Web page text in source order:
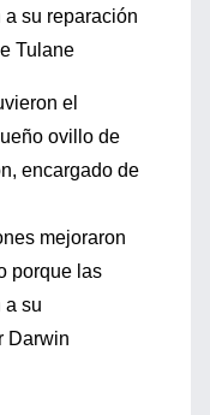
su reparación
Tulane
el
ovillo de
encargado de
mejoraron
porque las
a su
Darwin